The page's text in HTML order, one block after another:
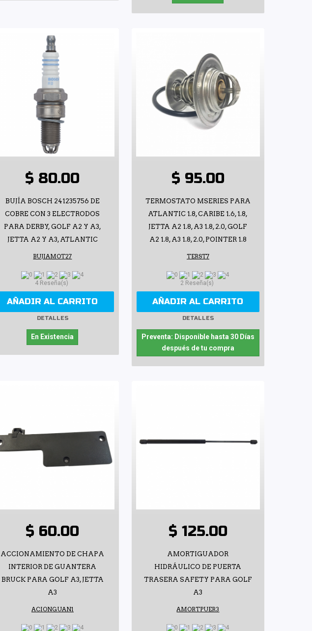
$ 80.00
BUJÍA BOSCH 241235756 DE
COBRE CON 3 ELECTRODOS
PARA DERBY, GOLF A2 Y A3,
JETTA A2 Y A3, ATLANTIC
BUJIAMOT27
4 Reseña(s)
AÑADIR AL CARRITO
DETALLES
En Existencia
$ 95.00
TERMOSTATO MSERIES PARA
ATLANTIC 1.8, CARIBE 1.6, 1.8,
JETTA A2 1.8, A3 1.8, 2.0, GOLF
A2 1.8, A3 1.8, 2.0, POINTER 1.8
TERST7
2 Reseña(s)
AÑADIR AL CARRITO
DETALLES
Preventa: Disponible hasta 30 Días
después de tu compra
$ 60.00
ACCIONAMIENTO DE CHAPA
INTERIOR DE GUANTERA
BRUCK PARA GOLF A3, JETTA
A3
ACIONGUAN1
$ 125.00
AMORTIGUADOR
HIDRÁULICO DE PUERTA
TRASERA SAFETY PARA GOLF
A3
AMORTPUER3